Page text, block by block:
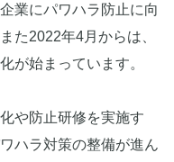
業にパワハラ防止に向
た2022年4月からは、
が始まっています。
や防止研修を実施す
ハラ対策の整備が進ん